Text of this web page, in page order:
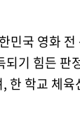
민국 영화
되기 힘든 판
한 학교 체